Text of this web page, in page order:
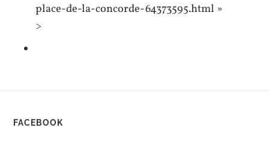
place-de-la-concorde-64373595.html »
>
FACEBOOK